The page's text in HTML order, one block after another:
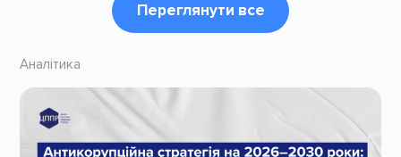
Переглянути все
Аналітика